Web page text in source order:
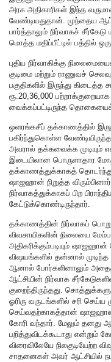
அரசு அதிகாரிகள் இந்த
வேண்டியதுதான். முந்தைய
பார்த்தாலும் நிர்வாகச்
மொத்த மதிப்பீட்டில் பத்தில்
புதிய நிர்வாகிக்கு
குடிமை மற்றும் ராணுவச்
பகுதிகளில் இருந்து
ரூ.20,36,000
வைக்கப்பட்டிருந்த
ஒளரங்கசீப் தக்காணத்தில்
பகிர்ந்துகொள்ள
அவரால் தக்கவைக்க முடியும்
இடையிலான பொருளாதார
தக்காணத்துக்காகத்
ஷாஜஹான் நிறுத்த
நிர்வாகத்துக்காகப் பிற
கேட்டுக்கொண்டிருந்தார்.
தக்காணத்தின் நிர்வாகப்
விவசாயிகளின் நிலையை
அதிகரிக்கும்படியும்
விஷயங்களில் தன்னால்
ஆனால் போர்களினாலும்
ஆட்சியின் நிர்வாக
குறைந்திருந்தது.
ஓரிரு வருடங்களில் சரி செய்ய
செய்வதற்காகத்தான்
கோரி வந்தார். மேலும் தனது
பறித்துவிடக்கூடாது
விரைவிலேயே நிலகுடியேற்ற
சாதனைகள் அவர் ஆட்சியில்